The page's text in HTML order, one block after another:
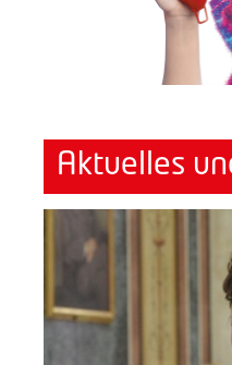
Aktuelles